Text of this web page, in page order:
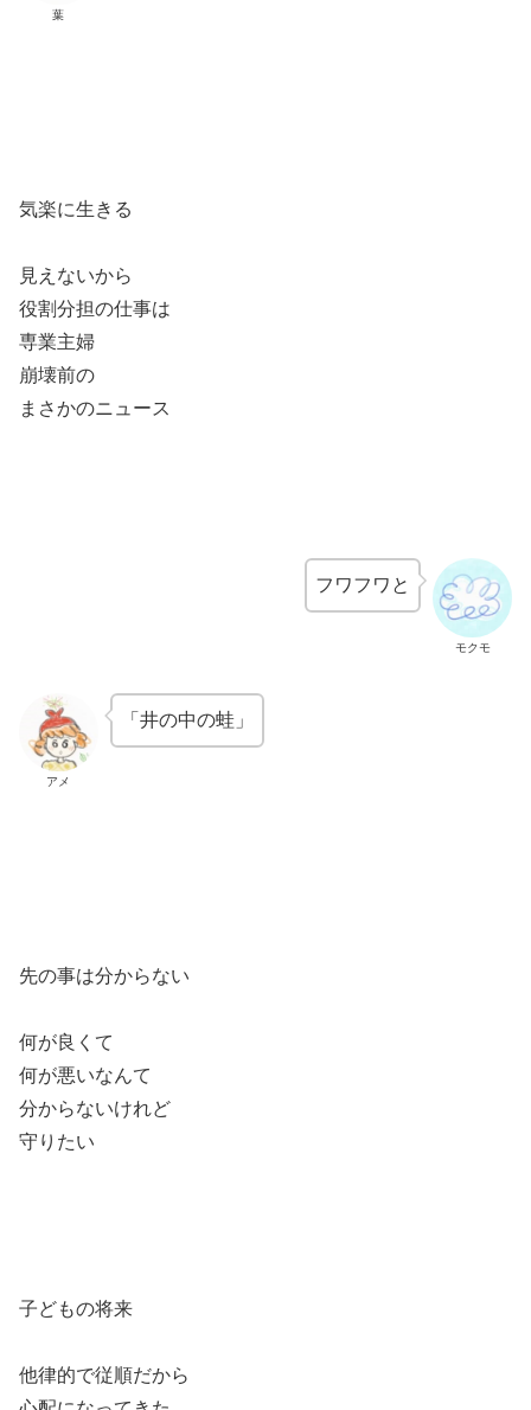
葉
気楽に生きる
見えないから
役割分担の仕事は
専業主婦
崩壊前の
まさかのニュース
モクモ
フワフワと
アメ
「井の中の蛙」
先の事は分からない
何が良くて
何が悪いなんて
分からないけれど
守りたい
子どもの将来
他律的で従順だから